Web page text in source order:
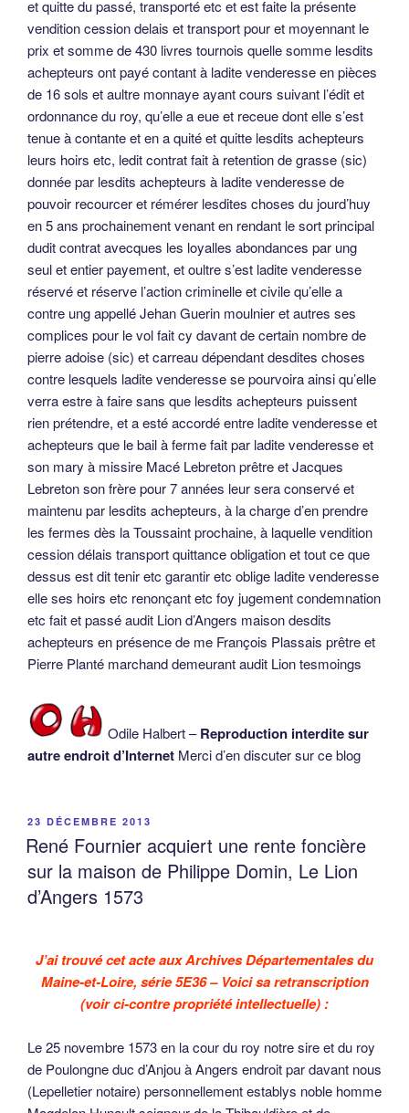
et quitte du passé, transporté etc et est faite la présente
vendition cession delais et transport pour et moyennant le
prix et somme de 430 livres tournois quelle somme lesdits
achepteurs ont payé contant à ladite venderesse en pièces
de 16 sols et aultre monnaye ayant cours suivant l’édit et
ordonnance du roy, qu’elle a eue et receue dont elle s’est
tenue à contante et en a quité et quitte lesdits achepteurs
leurs hoirs etc, ledit contrat fait à retention de grasse (sic)
donnée par lesdits achepteurs à ladite venderesse de
pouvoir recourcer et rémérer lesdites choses du jourd’huy
en 5 ans prochainement venant en rendant le sort principal
dudit contrat avecques les loyalles abondances par ung
seul et entier payement, et oultre s’est ladite venderesse
réservé et réserve l’action criminelle et civile qu’elle a
contre ung appellé Jehan Guerin moulnier et autres ses
complices pour le vol fait cy davant de certain nombre de
pierre adoise (sic) et carreau dépendant desdites choses
contre lesquels ladite venderesse se pourvoira ainsi qu’elle
verra estre à faire sans que lesdits achepteurs puissent
rien prétendre, et a esté accordé entre ladite venderesse et
achepteurs que le bail à ferme fait par ladite venderesse et
son mary à missire Macé Lebreton prêtre et Jacques
Lebreton son frère pour 7 années leur sera conservé et
maintenu par lesdits achepteurs, à la charge d’en prendre
les fermes dès la Toussaint prochaine, à laquelle vendition
cession délais transport quittance obligation et tout ce que
dessus est dit tenir etc garantir etc oblige ladite venderesse
elle ses hoirs etc renonçant etc foy jugement condemnation
etc fait et passé audit Lion d’Angers maison desdits
achepteurs en présence de me François Plassais prêtre et
Pierre Planté marchand demeurant audit Lion tesmoings
Odile Halbert –Reproduction interdite sur
autre endroit d’Internet Merci d’en discuter sur ce blog
PUBLIÉ
LE
23 DÉCEMBRE 2013
René Fournier acquiert une rente foncière
sur la maison de Philippe Domin, Le Lion
d’Angers 1573
J’ai trouvé cet acte aux Archives Départementales du
Maine-et-Loire, série 5E36 – Voici sa retranscription
(voir ci-contre propriété intellectuelle) :
Le 25 novembre 1573 en la cour du roy notre sire et du roy
de Poulongne duc d’Anjou à Angers endroit par davant nous
(Lepelletier notaire) personnellement establys noble homme